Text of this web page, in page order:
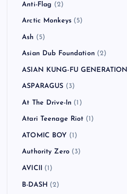
Anti-Flag (2)
Arctic Monkeys (5)
Ash (5)
Asian Dub Foundation (2)
ASIAN KUNG-FU GENERATION
ASPARAGUS (3)
At The Drive-In (1)
Atari Teenage Riot (1)
ATOMIC BOY (1)
Authority Zero (3)
AVICII (1)
B-DASH (2)